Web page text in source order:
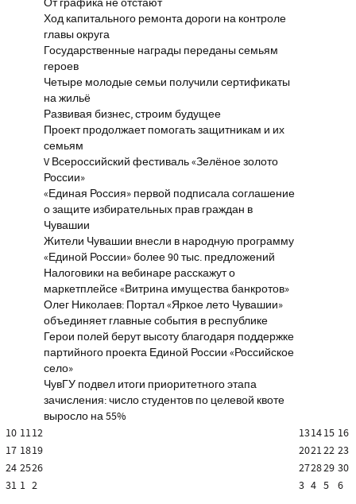
От графика не отстают
Ход капитального ремонта дороги на контроле
главы округа
Государственные награды переданы семьям
героев
Четыре молодые семьи получили сертификаты
на жильё
Развивая бизнес, строим будущее
Проект продолжает помогать защитникам и их
семьям
V Всероссийский фестиваль «Зелёное золото
России»
«Единая Россия» первой подписала соглашение
о защите избирательных прав граждан в
Чувашии
Жители Чувашии внесли в народную программу
«Единой России» более 90 тыс. предложений
Налоговики на вебинаре расскажут о
маркетплейсе «Витрина имущества банкротов»
Олег Николаев: Портал «Яркое лето Чувашии»
объединяет главные события в республике
Герои полей берут высоту благодаря поддержке
партийного проекта Единой России «Российское
село»
ЧувГУ подвел итоги приоритетного этапа
зачисления: число студентов по целевой квоте
выросло на 55%
10 1112 131415 16
17 1819 202122 23
24 2526 272829 30
31 1 2 3 4 5 6